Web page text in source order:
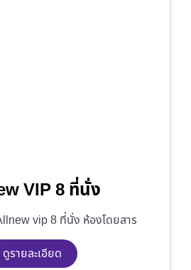
VIP 8 ที่นั่ง
vip 8 ที่นั่ง ห้องโดยสาร
ดูรายละเอียด